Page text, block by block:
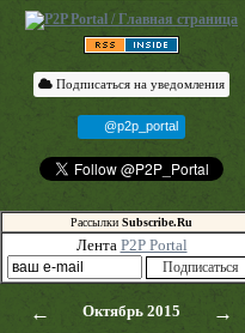
Подписаться на уведомления
@p2p_portal
Рассылки Subscribe.Ru
Лента P2P Portal
← Октябрь 2015 →